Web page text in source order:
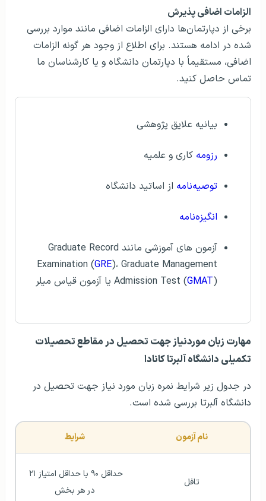
الزامات اضافی پذیرش
برخی از دپارتمان‌ها دارای الزامات اضافی مانند موارد بررسی
شده در ادامه هستند. برای اطلاع از وجود هر گونه الزامات
اضافی، مستقیماً با دپارتمان دانشگاه و یا کارشناسان ما
تماس حاصل کنید.
بیانیه علایق پژوهشی
رزومه کاری و علمیه
توصیه‌نامه از اساتید دانشگاه
انگیزه‌نامه
آزمون های آموزشی مانند Graduate Record
Examination (GRE)، Graduate Management
Admission Test (GMAT) یا آزمون قیاس میلر
مهارت زبان موردنیاز جهت تحصیل در مقاطع تحصیلات
تکمیلی دانشگاه آلبرتا کانادا
در جدول زیر شرایط نمره زبان مورد نیاز جهت تحصیل در
دانشگاه آلبرتا بررسی شده است.
نام آزمون شرایط
تافل
در هر بخش